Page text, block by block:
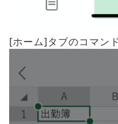
[ホーム]タブのコマン